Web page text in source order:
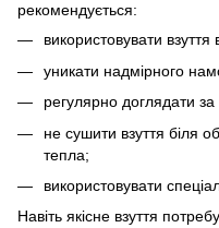
рекомендується:
використовувати взуття
уникати надмірного
регулярно доглядати
не сушити взуття біля
тепла;
використовувати
Навіть якісне взуття